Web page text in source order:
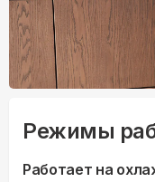
Режимы
Работает на